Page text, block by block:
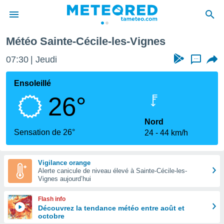
de
Météo Sainte-Cécile-les-Vignes
07:30 Jeudi ...
Ensoleillé
26°
Sensation de 26°
Nord
24
44 km/h
Vigilance orange
Alerte canicule de niveau élevé à Sainte-Cécile-les-
Vignes aujourd’hui
Flash info
Découvrez la tendance météo entre août et
octobre